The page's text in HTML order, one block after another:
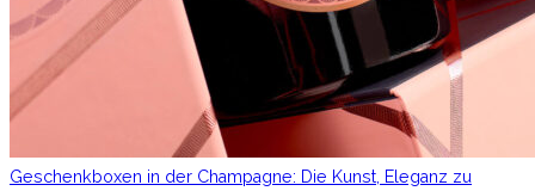
Geschenkboxen in der Champagne: Die Kunst, Eleganz zu